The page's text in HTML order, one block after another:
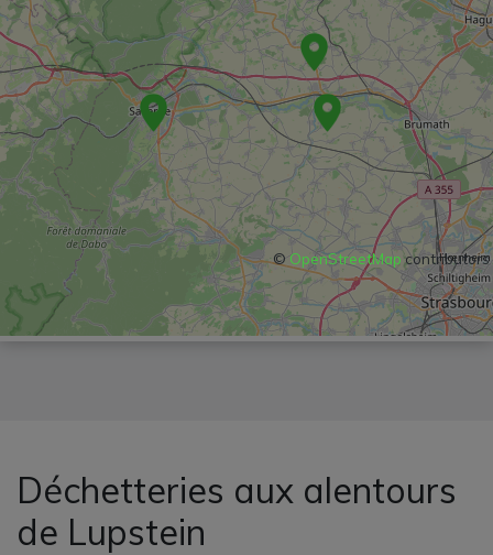
© OpenStreetMapcontributors
Déchetteries aux alentours
de Lupstein